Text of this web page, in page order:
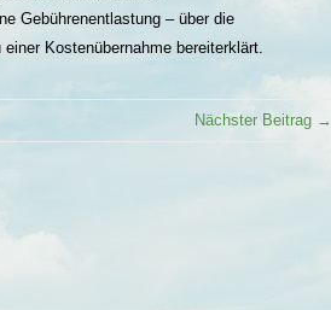
Gebührenentlastung – über die
Kostenübernahme bereiterklärt.
Nächster Beitrag →